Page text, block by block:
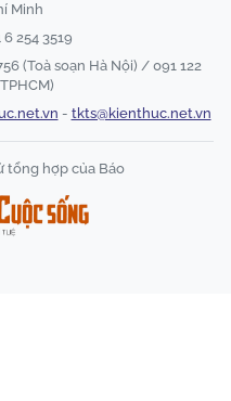
Minh
6 254 3519
(Toà soạn Hà Nội) / 091 122
- tkts@kienthuc.net.vn
tổng hợp của Báo